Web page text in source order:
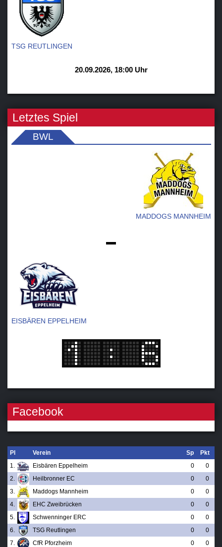
TSG REUTLINGEN
20.09.2026, 18:00 Uhr
Letztes Spiel
BWL
MADDOGS MANNHEIM
-
EISBÄREN EPPELHEIM
Facebook
Pl Verein Sp
Pkt
1.
Eisbären Eppelheim 0
0
2.
Heilbronner EC 0
0
3.
Maddogs Mannheim 0
0
4.
EHC Zweibrücken 0
0
5.
Schwenninger ERC 0
0
6.
TSG Reutlingen 0
0
7.
CfR Pforzheim 0 0